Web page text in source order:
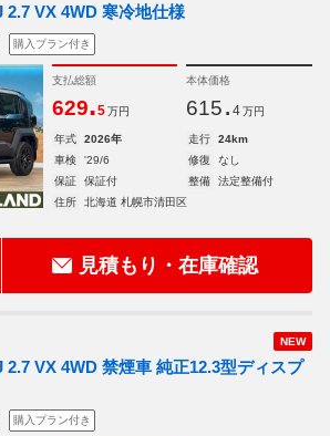
2.7 VX 4WD 寒冷地仕様
購入プラン付き
支払総額
629.5 万円
本体価格
615. 4 万円
年式 2026年 走行
24km
車検
'29/6 修復
なし
保証
保証付 整備
法定整備付
住所
北海道 札幌市清田区
見積もり・在庫確認
NEW
2.7 VX 4WD 禁煙車 純正12.3型ディスプ
購入プラン付き